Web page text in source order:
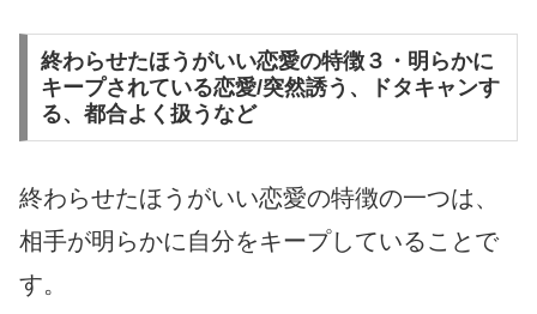
終わらせたほうがいい恋愛の特徴３・明らかに
キープされている恋愛/突然誘う、ドタキャンす
る、都合よく扱うなど
終わらせたほうがいい恋愛の特徴の一つは、
相手が明らかに自分をキープしていることで
す。